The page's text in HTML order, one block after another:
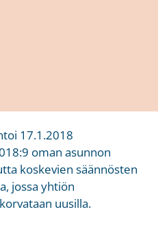
17.1.2018
oman asunnon
koskevien säännösten
jossa yhtiön
uusilla.